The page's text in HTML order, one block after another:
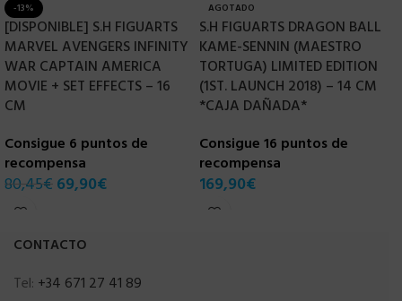
-13%
[DISPONIBLE] S.H FIGUARTS
MARVEL AVENGERS INFINITY
WAR CAPTAIN AMERICA
MOVIE + SET EFFECTS – 16
CM
Consigue 6 puntos de
recompensa
80,45€ 69,90€
AGOTADO
S.H FIGUARTS DRAGON BALL
KAME-SENNIN (MAESTRO
TORTUGA) LIMITED EDITION
(1ST. LAUNCH 2018) – 14 CM
*CAJA DAÑADA*
Consigue 16 puntos de
recompensa
169,90€
CONTACTO
Tel: +34 671 27 41 89